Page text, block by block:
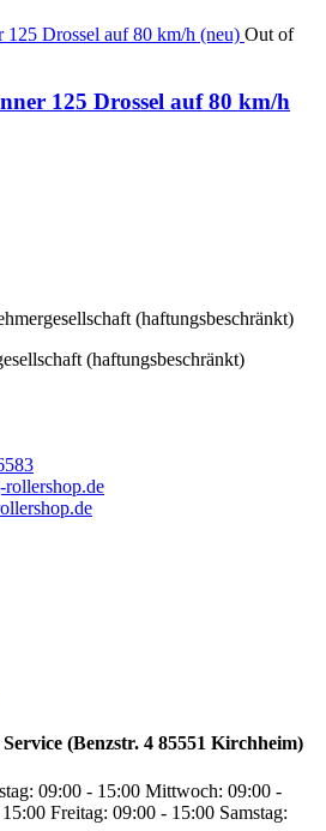
Out of
125 Drossel auf 80 km/h
(haftungsbeschränkt)
(haftungsbeschränkt)
(Benzstr. 4 85551 Kirchheim)
09:00 - 15:00 Mittwoch: 09:00 -
Freitag: 09:00 - 15:00 Samstag: